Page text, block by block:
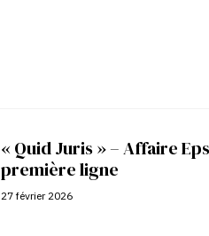
« Quid Juris » – Affaire
première ligne
27 février 2026